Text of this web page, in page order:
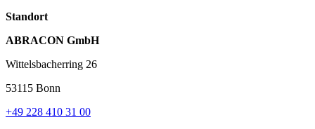
Standort
ABRACON GmbH
Wittelsbacherring 26
53115 Bonn
+49 228 410 31 00